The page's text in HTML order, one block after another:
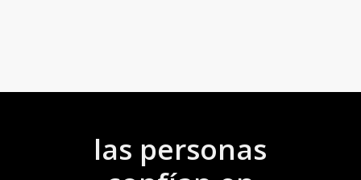
las personas